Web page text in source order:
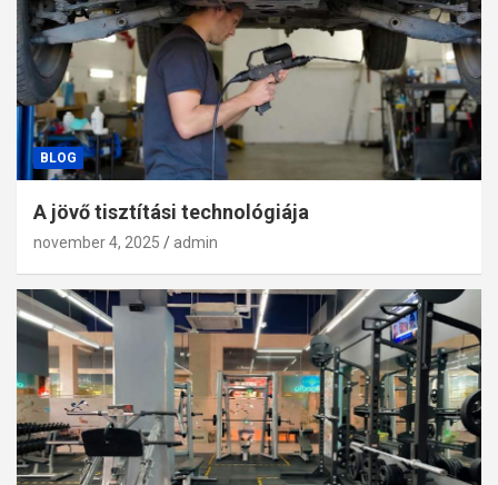
BLOG
A jövő tisztítási technológiája
november 4, 2025 admin